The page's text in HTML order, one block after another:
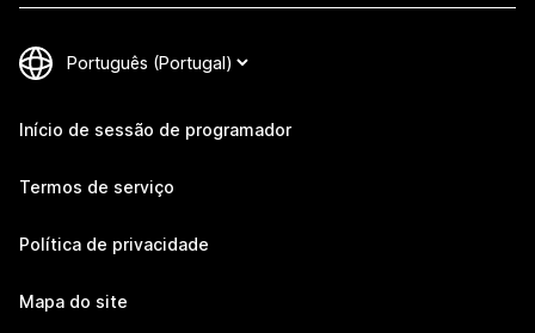
Início de sessão de programador
Termos de serviço
Política de privacidade
Mapa do site